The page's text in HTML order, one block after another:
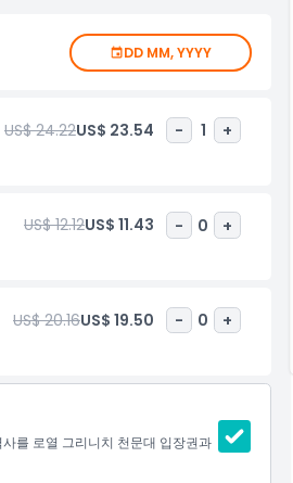
제공합니다. 언덕 꼭대기에 위치하여
풍부한 역사, 첨단 과학, 멋진 경관의 조
로 만듭니다. 로열 그리니치 천문대 티
잊지 못할 경험을 제공합니다.
DD MM, YYYY
US$ 24.22US$ 23.54 - 1 +
US$ 12.12US$ 11.43 - 0 +
US$ 20.16US$ 19.50 - 0 +
를 로열 그리니치 천문대 입장권과